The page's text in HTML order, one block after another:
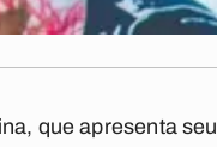
que apresenta seu